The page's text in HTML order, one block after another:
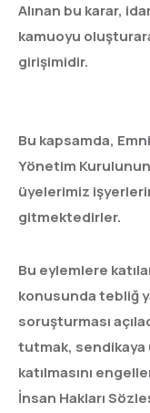
Alınan bu karar,
kamuoyu
girişimidir.
Bu kapsamda,
Yönetim
üyelerimiz
gitmektedirler.
Bu eylemlere
konusunda tebliğ
soruşturması
tutmak, sendikaya
katılmasını
İnsan Hakları